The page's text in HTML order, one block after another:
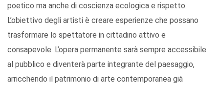
poetico ma anche di coscienza ecologica e rispetto.
L’obiettivo degli artisti è creare esperienze che possano
trasformare lo spettatore in cittadino attivo e
consapevole. L’opera permanente sarà sempre accessibile
al pubblico e diventerà parte integrante del paesaggio,
arricchendo il patrimonio di arte contemporanea già